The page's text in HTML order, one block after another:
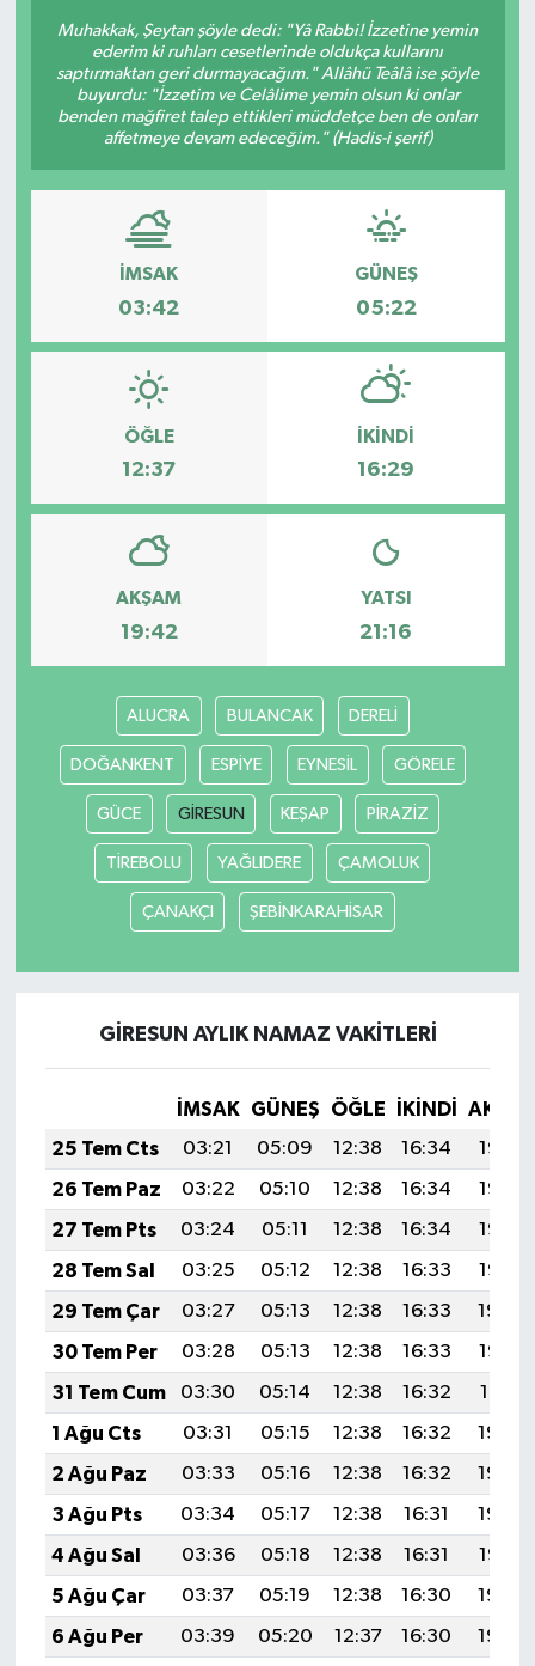
Muhakkak, Şeytan şöyle dedi: "Yâ Rabbi! İzzetine yemin
ederim ki ruhları cesetlerinde oldukça kullarını
saptırmaktan geri durmayacağım." Allâhü Teâlâ ise şöyle
buyurdu: "İzzetim ve Celâlime yemin olsun ki onlar
benden mağfiret talep ettikleri müddetçe ben de onları
affetmeye devam edeceğim." (Hadis-i şerif)
İMSAK
03:42
GÜNEŞ
05:22
ÖĞLE
12:37
İKINDI
16:29
AKŞAM
19:42
YATSI
21:16
ALUCRA BULANCAK DERELİ
DOĞANKENT ESPİYE EYNESİL GÖRELE
GÜCE GİRESUN KEŞAP PİRAZİZ
TİREBOLU YAĞLIDERE ÇAMOLUK
ÇANAKÇI ŞEBİNKARAHİSAR
GİRESUN AYLIK NAMAZ VAKITLERI
İMSAK GÜNEŞ ÖĞLE İKINDI
25 Tem Cts
03:21 05:09 12:38 16:34
19:57
26 Tem Paz
03:22 05:10 12:38 16:34
19:56
27 Tem Pts
03:24 05:11 12:38 16:34
19:55
28 Tem Sal
03:25 05:12 12:38 16:33
19:55
29 Tem Çar
03:27 05:13 12:38 16:33
19:54
30 Tem Per
03:28 05:13 12:38 16:33
19:53
31 Tem Cum
03:30 05:14 12:38 16:32
19:51
1 Ağu Cts
03:31 05:15 12:38 16:32
19:50
2 Ağu Paz
03:33 05:16 12:38 16:32
19:49
3 Ağu Pts
03:34 05:17 12:38 16:31
19:48
4 Ağu Sal
03:36 05:18 12:38 16:31
19:47
5 Ağu Çar
03:37 05:19 12:38 16:30
19:46
6 Ağu Per
03:39 05:20 12:37 16:30
19:45
Güncel
Kültür & Sanat
Resmi İlan
Sağlık & Yaşam
Siyaset